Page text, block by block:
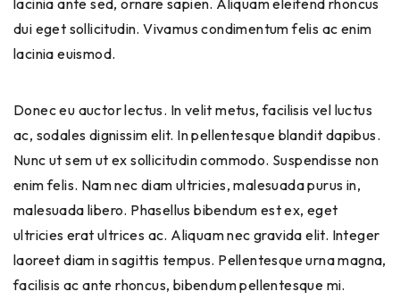
lacinia ante sed, ornare sapien. Aliquam eleifend rhoncus
dui eget sollicitudin. Vivamus condimentum felis ac enim
lacinia euismod.
Donec eu auctor lectus. In velit metus, facilisis vel luctus
ac, sodales dignissim elit. In pellentesque blandit dapibus.
Nunc ut sem ut ex sollicitudin commodo. Suspendisse non
enim felis. Nam nec diam ultricies, malesuada purus in,
malesuada libero. Phasellus bibendum est ex, eget
ultricies erat ultrices ac. Aliquam nec gravida elit. Integer
laoreet diam in sagittis tempus. Pellentesque urna magna,
facilisis ac ante rhoncus, bibendum pellentesque mi.